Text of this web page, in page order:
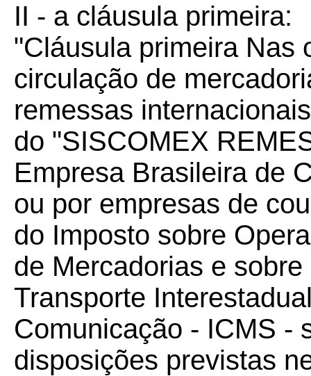
II - a cláusula primeira:
"Cláusula primeira Nas
circulação de
remessas
do "SISCOMEX
Empresa Brasileira de
ou por empresas de
do Imposto sobre
de Mercadorias e
Transporte
Comunicação - ICMS -
disposições previstas